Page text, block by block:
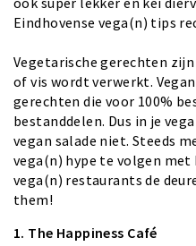
Eindhovense vega(n) tips
Vegetarische gerechten
of vis wordt verwerkt.
gerechten die voor 100%
bestanddelen. Dus in je
vegan salade niet. Steeds
vega(n) hype te volgen
vega(n) restaurants de
them!
1. The Happiness Café